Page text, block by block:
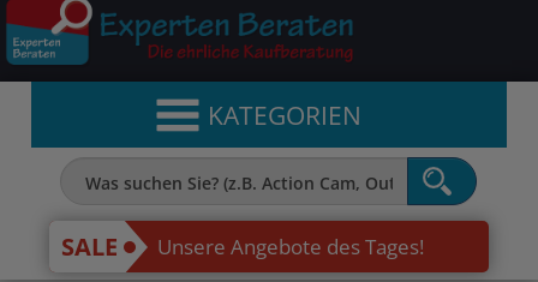
KATEGORIEN
SALE Unsere Angebote des Tages!